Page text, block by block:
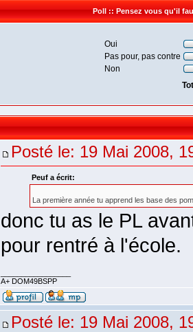
Poll :: Pensez vous qu'il
Oui
Pas pour, pas contre
Non
Posté le: 19 Mai 2008,
Peuf a écrit:
La première année tu apprend les base des
donc tu as le PL
pour rentré à l'école.
A+ DOM49BSPP
Posté le: 19 Mai 2008,